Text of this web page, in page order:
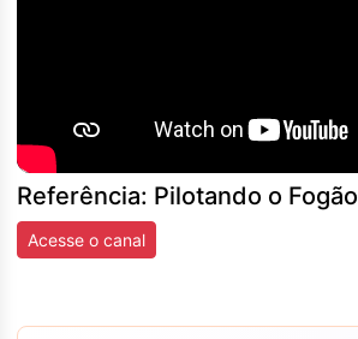
Referência: Pilotando o Fogão
Acesse o canal